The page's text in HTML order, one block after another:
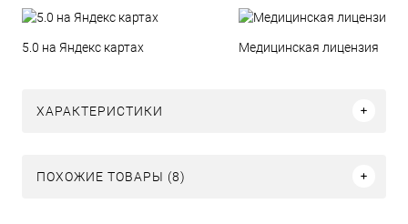
5.0 на Яндекс картах Медицинская лицензия
ХАРАКТЕРИСТИКИ
ПОХОЖИЕ ТОВАРЫ (8)